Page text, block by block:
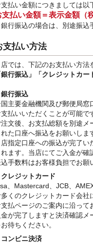
払い金額につきましては以
支払い金額＝表示金額（
行振込の場合は、別途振込
支払い方法
では、下記のお支払い方法
行振込」
「クレジットカ
行振込
主要金融機関及び郵便局窓
払いいただくことが可能で
文後、お支払総額を別途
た口座へ振込をお願いしま
指定口座への振込が完了
ます。当店にてご入金が確
手数料はお客様負担でお願
レジットカード
、Mastercard、JCB、
くのクレジットカード会社
払ページのご案内に沿って
が完了しますと決済確認
待ちください。
ンビニ決済